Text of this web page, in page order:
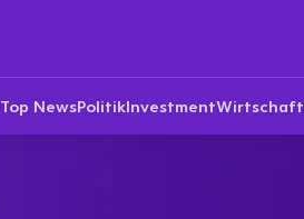
Top NewsPolitikInvestmentWirtschaft